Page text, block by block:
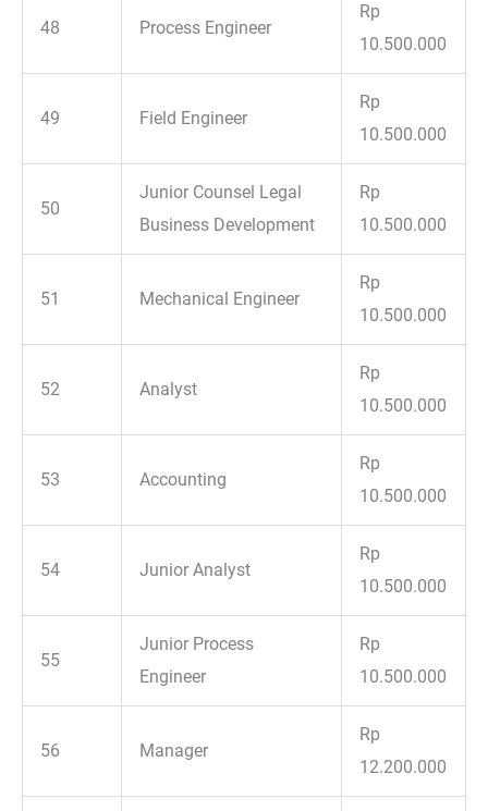
48 Process Engineer
Rp
10.500.000
49 Field Engineer
Rp
10.500.000
50
Junior Counsel Legal
Business Development
Rp
10.500.000
51 Mechanical Engineer
Rp
10.500.000
52 Analyst
Rp
10.500.000
53 Accounting
Rp
10.500.000
54 Junior Analyst
Rp
10.500.000
55
Junior Process
Engineer
Rp
10.500.000
56 Manager
Rp
12.200.000